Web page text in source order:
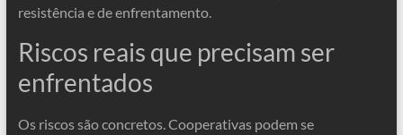
resistência e de enfrentamento.
Riscos reais que precisam ser
enfrentados
Os riscos são concretos. Cooperativas podem se